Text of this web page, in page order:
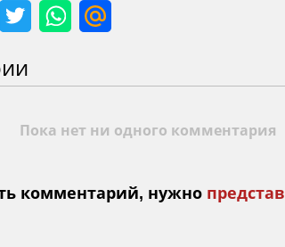
Пока нет ни одного комментария
комментарий, нужно